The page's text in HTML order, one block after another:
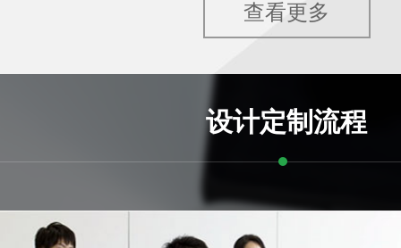
查看更多
设计定制流程